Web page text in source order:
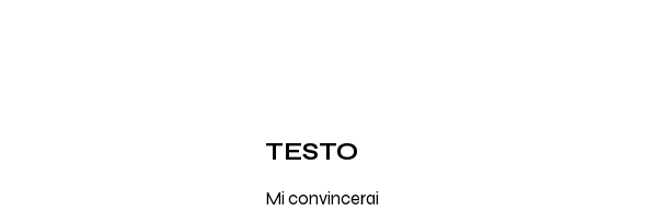
TESTO
Mi convincerai